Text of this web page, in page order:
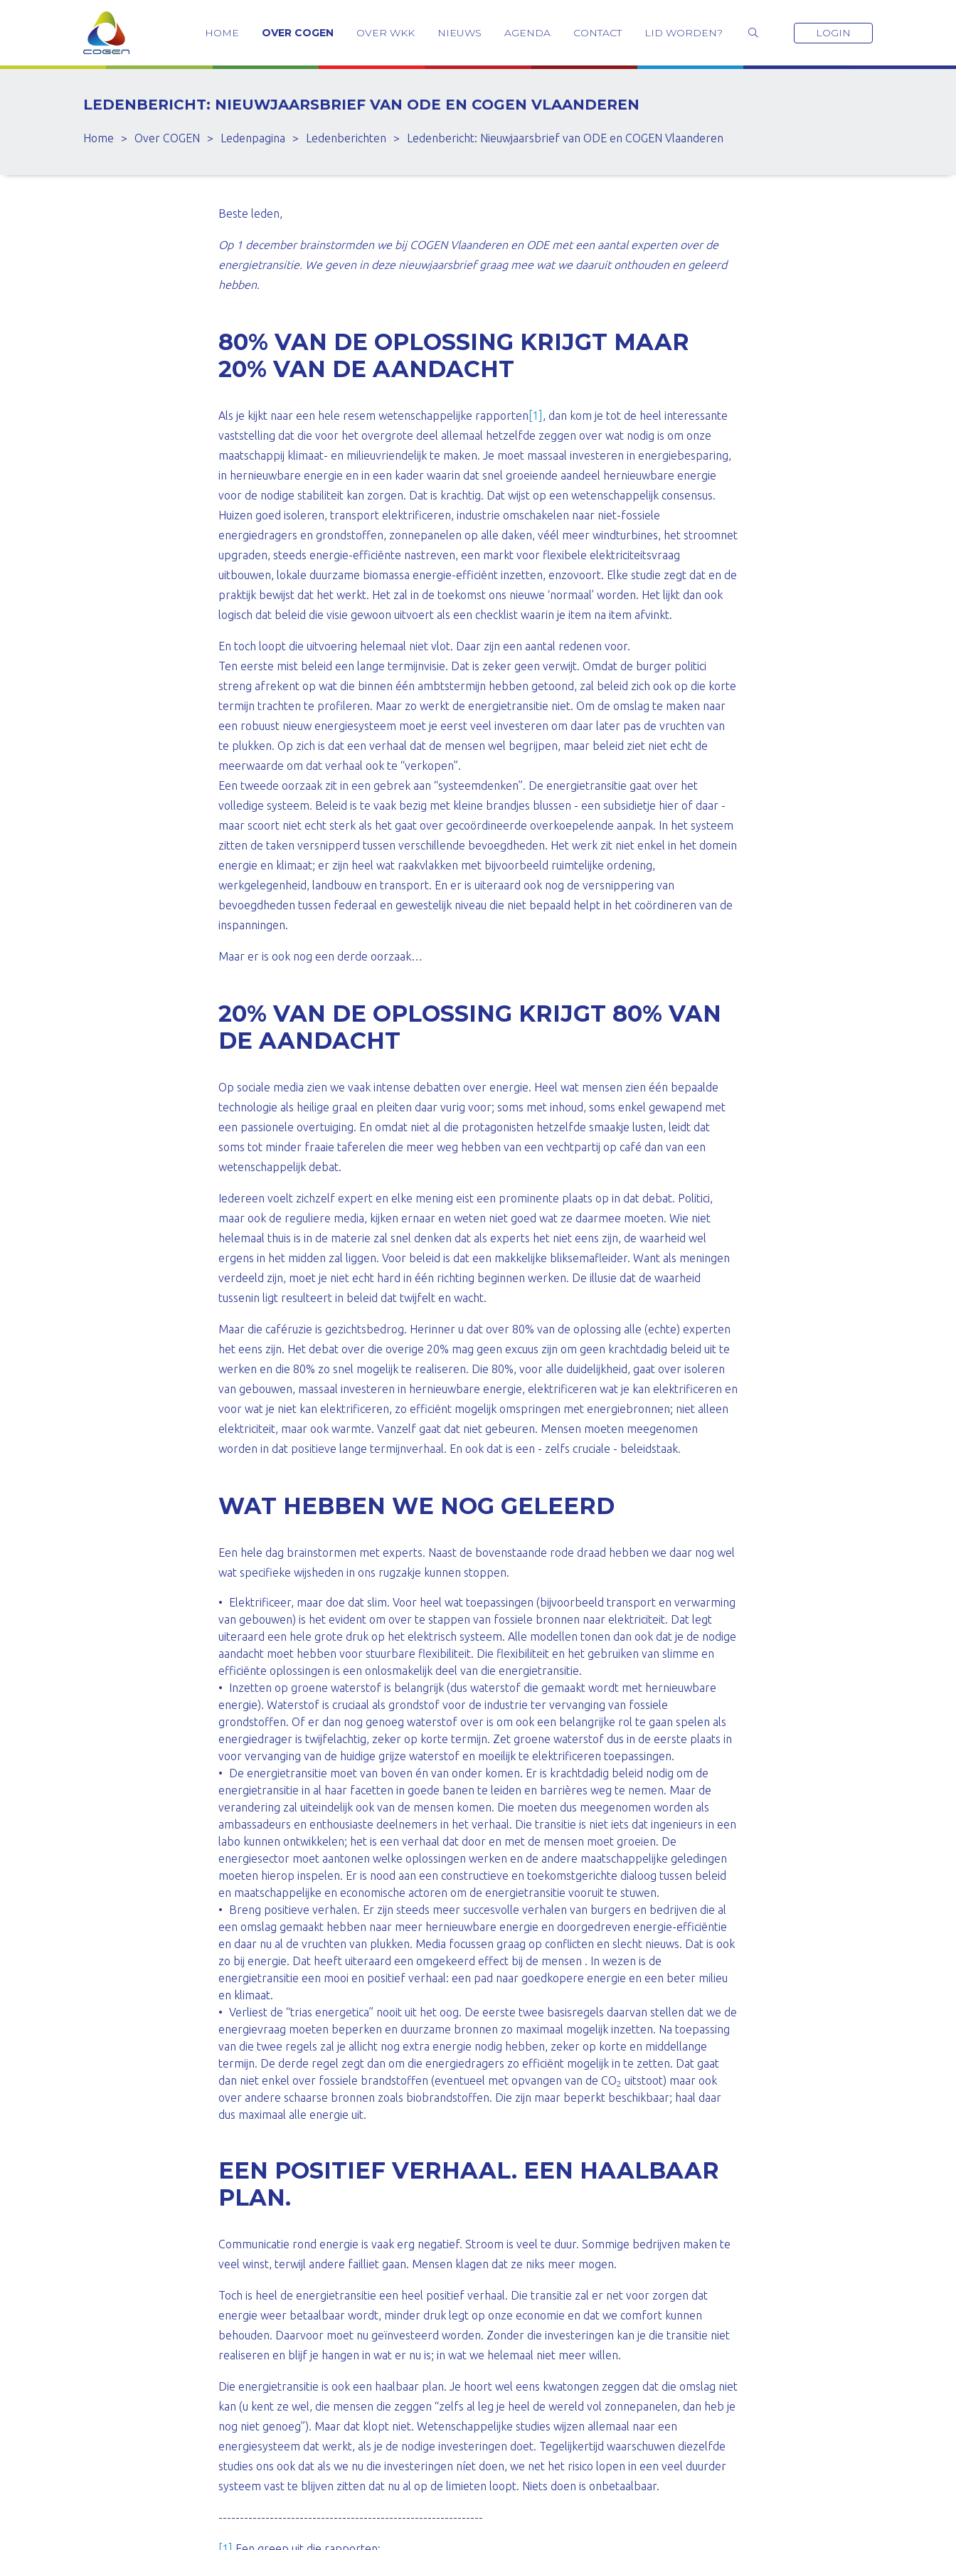
HOME OVER COGEN OVER WKK NIEUWS AGENDA CONTACT LID WORDEN? LOGIN
LEDENBERICHT: NIEUWJAARSBRIEF VAN ODE EN COGEN VLAANDEREN
Home > Over COGEN > Ledenpagina > Ledenberichten > Ledenbericht: Nieuwjaarsbrief van ODE en COGEN Vlaanderen
Beste leden,
Op 1 december brainstormden we bij COGEN Vlaanderen en ODE met een aantal experten over de
energietransitie. We geven in deze nieuwjaarsbrief graag mee wat we daaruit onthouden en geleerd
hebben.
80% VAN DE OPLOSSING KRIJGT MAAR
20% VAN DE AANDACHT
Als je kijkt naar een hele resem wetenschappelijke rapporten [1] , dan kom je tot de heel interessante
vaststelling dat die voor het overgrote deel allemaal hetzelfde zeggen over wat nodig is om onze
maatschappij klimaat- en milieuvriendelijk te maken. Je moet massaal investeren in energiebesparing,
in hernieuwbare energie en in een kader waarin dat snel groeiende aandeel hernieuwbare energie
voor de nodige stabiliteit kan zorgen. Dat is krachtig. Dat wijst op een wetenschappelijk consensus.
Huizen goed isoleren, transport elektrificeren, industrie omschakelen naar niet-fossiele
energiedragers en grondstoffen, zonnepanelen op alle daken, véél meer windturbines, het stroomnet
upgraden, steeds energie-efficiënte nastreven, een markt voor flexibele elektriciteitsvraag
uitbouwen, lokale duurzame biomassa energie-efficiënt inzetten, enzovoort. Elke studie zegt dat en de
praktijk bewijst dat het werkt. Het zal in de toekomst ons nieuwe ‘normaal’ worden. Het lijkt dan ook
logisch dat beleid die visie gewoon uitvoert als een checklist waarin je item na item afvinkt.
En toch loopt die uitvoering helemaal niet vlot. Daar zijn een aantal redenen voor.
Ten eerste mist beleid een lange termijnvisie. Dat is zeker geen verwijt. Omdat de burger politici
streng afrekent op wat die binnen één ambtstermijn hebben getoond, zal beleid zich ook op die korte
termijn trachten te profileren. Maar zo werkt de energietransitie niet. Om de omslag te maken naar
een robuust nieuw energiesysteem moet je eerst veel investeren om daar later pas de vruchten van
te plukken. Op zich is dat een verhaal dat de mensen wel begrijpen, maar beleid ziet niet echt de
meerwaarde om dat verhaal ook te “verkopen”.
Een tweede oorzaak zit in een gebrek aan “systeemdenken”. De energietransitie gaat over het
volledige systeem. Beleid is te vaak bezig met kleine brandjes blussen - een subsidietje hier of daar -
maar scoort niet echt sterk als het gaat over gecoördineerde overkoepelende aanpak. In het systeem
zitten de taken versnipperd tussen verschillende bevoegdheden. Het werk zit niet enkel in het domein
energie en klimaat; er zijn heel wat raakvlakken met bijvoorbeeld ruimtelijke ordening,
werkgelegenheid, landbouw en transport. En er is uiteraard ook nog de versnippering van
bevoegdheden tussen federaal en gewestelijk niveau die niet bepaald helpt in het coördineren van de
inspanningen.
Maar er is ook nog een derde oorzaak…
20% VAN DE OPLOSSING KRIJGT 80% VAN
DE AANDACHT
Op sociale media zien we vaak intense debatten over energie. Heel wat mensen zien één bepaalde
technologie als heilige graal en pleiten daar vurig voor; soms met inhoud, soms enkel gewapend met
een passionele overtuiging. En omdat niet al die protagonisten hetzelfde smaakje lusten, leidt dat
soms tot minder fraaie taferelen die meer weg hebben van een vechtpartij op café dan van een
wetenschappelijk debat.
Iedereen voelt zichzelf expert en elke mening eist een prominente plaats op in dat debat. Politici,
maar ook de reguliere media, kijken ernaar en weten niet goed wat ze daarmee moeten. Wie niet
helemaal thuis is in de materie zal snel denken dat als experts het niet eens zijn, de waarheid wel
ergens in het midden zal liggen. Voor beleid is dat een makkelijke bliksemafleider. Want als meningen
verdeeld zijn, moet je niet echt hard in één richting beginnen werken. De illusie dat de waarheid
tussenin ligt resulteert in beleid dat twijfelt en wacht.
Maar die caféruzie is gezichtsbedrog. Herinner u dat over 80% van de oplossing alle (echte) experten
het eens zijn. Het debat over die overige 20% mag geen excuus zijn om geen krachtdadig beleid uit te
werken en die 80% zo snel mogelijk te realiseren. Die 80%, voor alle duidelijkheid, gaat over isoleren
van gebouwen, massaal investeren in hernieuwbare energie, elektrificeren wat je kan elektrificeren en
voor wat je niet kan elektrificeren, zo efficiënt mogelijk omspringen met energiebronnen; niet alleen
elektriciteit, maar ook warmte. Vanzelf gaat dat niet gebeuren. Mensen moeten meegenomen
worden in dat positieve lange termijnverhaal. En ook dat is een - zelfs cruciale - beleidstaak.
WAT HEBBEN WE NOG GELEERD
Een hele dag brainstormen met experts. Naast de bovenstaande rode draad hebben we daar nog wel
wat specifieke wijsheden in ons rugzakje kunnen stoppen.
Elektrificeer, maar doe dat slim. Voor heel wat toepassingen (bijvoorbeeld transport en verwarming
van gebouwen) is het evident om over te stappen van fossiele bronnen naar elektriciteit. Dat legt
uiteraard een hele grote druk op het elektrisch systeem. Alle modellen tonen dan ook dat je de nodige
aandacht moet hebben voor stuurbare flexibiliteit. Die flexibiliteit en het gebruiken van slimme en
efficiënte oplossingen is een onlosmakelijk deel van die energietransitie.
Inzetten op groene waterstof is belangrijk (dus waterstof die gemaakt wordt met hernieuwbare
energie). Waterstof is cruciaal als grondstof voor de industrie ter vervanging van fossiele
grondstoffen. Of er dan nog genoeg waterstof over is om ook een belangrijke rol te gaan spelen als
energiedrager is twijfelachtig, zeker op korte termijn. Zet groene waterstof dus in de eerste plaats in
voor vervanging van de huidige grijze waterstof en moeilijk te elektrificeren toepassingen.
De energietransitie moet van boven én van onder komen. Er is krachtdadig beleid nodig om de
energietransitie in al haar facetten in goede banen te leiden en barrières weg te nemen. Maar de
verandering zal uiteindelijk ook van de mensen komen. Die moeten dus meegenomen worden als
ambassadeurs en enthousiaste deelnemers in het verhaal. Die transitie is niet iets dat ingenieurs in een
labo kunnen ontwikkelen; het is een verhaal dat door en met de mensen moet groeien. De
energiesector moet aantonen welke oplossingen werken en de andere maatschappelijke geledingen
moeten hierop inspelen. Er is nood aan een constructieve en toekomstgerichte dialoog tussen beleid
en maatschappelijke en economische actoren om de energietransitie vooruit te stuwen.
Breng positieve verhalen. Er zijn steeds meer succesvolle verhalen van burgers en bedrijven die al
een omslag gemaakt hebben naar meer hernieuwbare energie en doorgedreven energie-efficiëntie
en daar nu al de vruchten van plukken. Media focussen graag op conflicten en slecht nieuws. Dat is ook
zo bij energie. Dat heeft uiteraard een omgekeerd effect bij de mensen . In wezen is de
energietransitie een mooi en positief verhaal: een pad naar goedkopere energie en een beter milieu
en klimaat.
Verliest de “trias energetica” nooit uit het oog. De eerste twee basisregels daarvan stellen dat we de
energievraag moeten beperken en duurzame bronnen zo maximaal mogelijk inzetten. Na toepassing
van die twee regels zal je allicht nog extra energie nodig hebben, zeker op korte en middellange
termijn. De derde regel zegt dan om die energiedragers zo efficiënt mogelijk in te zetten. Dat gaat
dan niet enkel over fossiele brandstoffen (eventueel met opvangen van de CO2 uitstoot) maar ook
over andere schaarse bronnen zoals biobrandstoffen. Die zijn maar beperkt beschikbaar; haal daar
dus maximaal alle energie uit.
EEN POSITIEF VERHAAL. EEN HAALBAAR
PLAN.
Communicatie rond energie is vaak erg negatief. Stroom is veel te duur. Sommige bedrijven maken te
veel winst, terwijl andere failliet gaan. Mensen klagen dat ze niks meer mogen.
Toch is heel de energietransitie een heel positief verhaal. Die transitie zal er net voor zorgen dat
energie weer betaalbaar wordt, minder druk legt op onze economie en dat we comfort kunnen
behouden. Daarvoor moet nu geïnvesteerd worden. Zonder die investeringen kan je die transitie niet
realiseren en blijf je hangen in wat er nu is; in wat we helemaal niet meer willen.
Die energietransitie is ook een haalbaar plan. Je hoort wel eens kwatongen zeggen dat die omslag niet
kan (u kent ze wel, die mensen die zeggen “zelfs al leg je heel de wereld vol zonnepanelen, dan heb je
nog niet genoeg”). Maar dat klopt niet. Wetenschappelijke studies wijzen allemaal naar een
energiesysteem dat werkt, als je de nodige investeringen doet. Tegelijkertijd waarschuwen diezelfde
studies ons ook dat als we nu die investeringen níet doen, we net het risico lopen in een veel duurder
systeem vast te blijven zitten dat nu al op de limieten loopt. Niets doen is onbetaalbaar.
--------------------------------------------------------------